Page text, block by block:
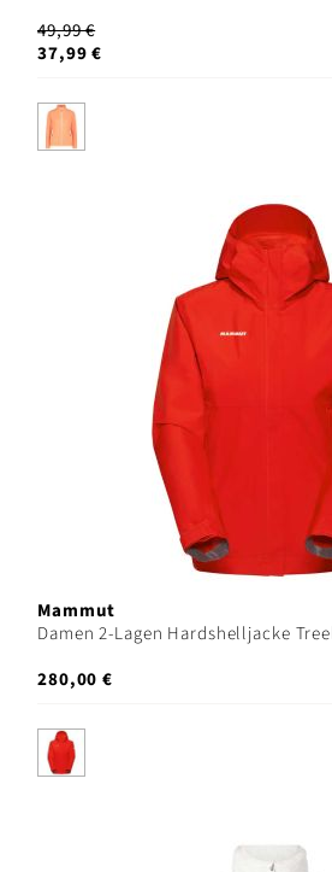
49,99 €
37,99 €
Mammut
Damen 2-Lagen Hardshelljacke
280,00 €